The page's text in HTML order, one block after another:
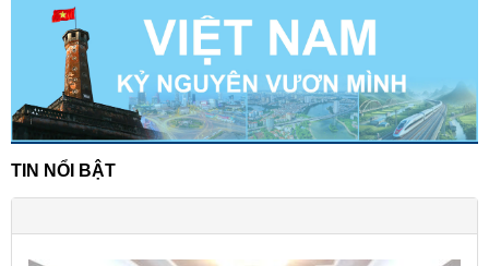
TIN NỔI BẬT